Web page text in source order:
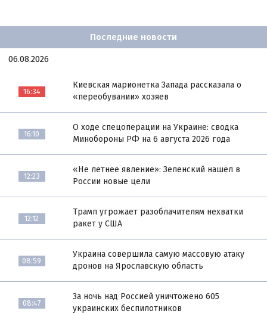
Последние новости
06.08.2026
16:34
Киевская марионетка Запада рассказала о
«переобувании» хозяев
16:10
О ходе спецоперации на Украине: сводка
Минобороны РФ на 6 августа 2026 года
12:23
«Не летнее явление»: Зеленский нашёл в
России новые цели
12:12
Трамп угрожает разоблачителям нехватки
ракет у США
08:59
Украина совершила самую массовую атаку
дронов на Ярославскую область
08:47
За ночь над Россией уничтожено 605
украинских беспилотников